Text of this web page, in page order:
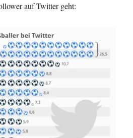
auf Twitter geht: